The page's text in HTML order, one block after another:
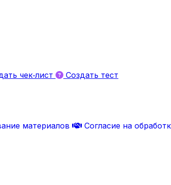
чек‑лист Создать тест
материалов Согласие на